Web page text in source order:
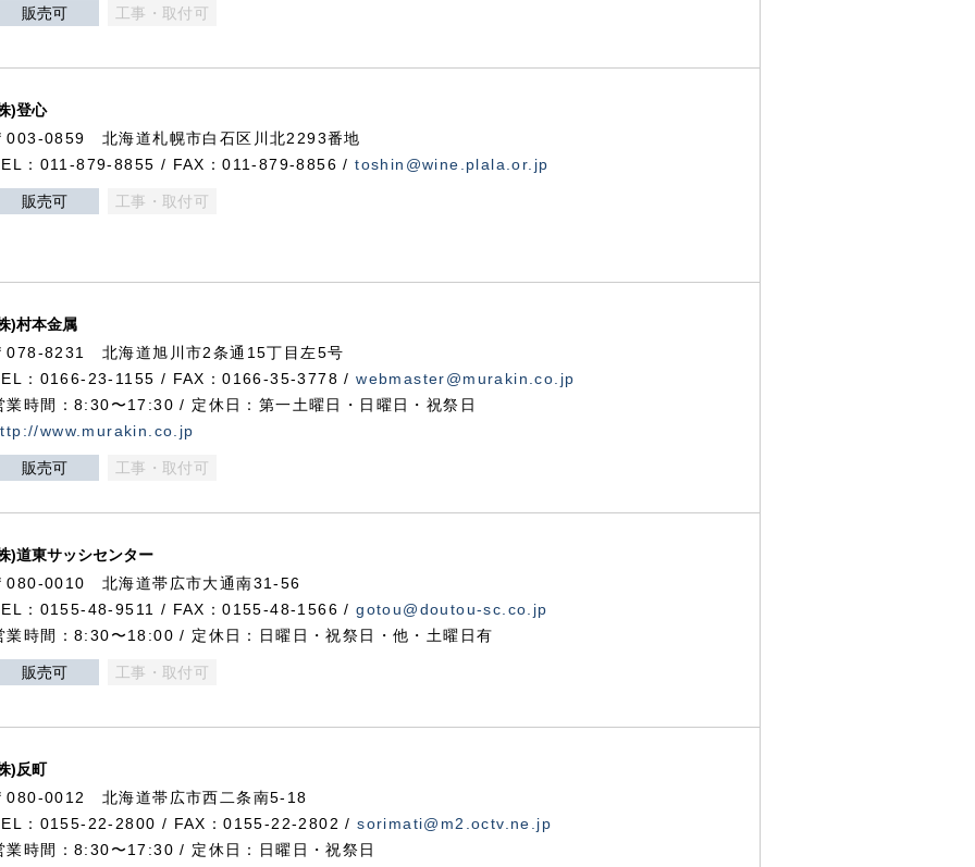
販売可 工事・取付可
)登心
003-0859 北海道札幌市白石区川北2293番地
：011-879-8855 / FAX：011-879-8856 /toshin@wine.plala.or.jp
販売可 工事・取付可
)村本金属
078-8231 北海道旭川市2条通15丁目左5号
：0166-23-1155 / FAX：0166-35-3778 /webmaster@murakin.co.jp
業時間：8:30〜17:30 / 定休日：第一土曜日・日曜日・祝祭日
www.murakin.co.jp
販売可 工事・取付可
)道東サッシセンター
080-0010 北海道帯広市大通南31-56
：0155-48-9511 / FAX：0155-48-1566 /gotou@doutou-sc.co.jp
業時間：8:30〜18:00 / 定休日：日曜日・祝祭日・他・土曜日有
販売可 工事・取付可
)反町
080-0012 北海道帯広市西二条南5-18
：0155-22-2800 / FAX：0155-22-2802 /sorimati@m2.octv.ne.jp
業時間：8:30〜17:30 / 定休日：日曜日・祝祭日